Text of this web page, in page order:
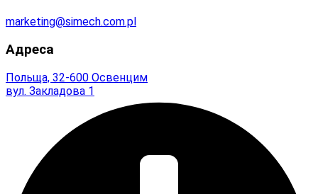
marketing@simech.com.pl
Адреса
Польща, 32-600 Освенцим
вул. Закладова 1